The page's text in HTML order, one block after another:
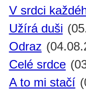
V srdci
Užírá duši
Odraz
Celé srdce
A to mi stačí